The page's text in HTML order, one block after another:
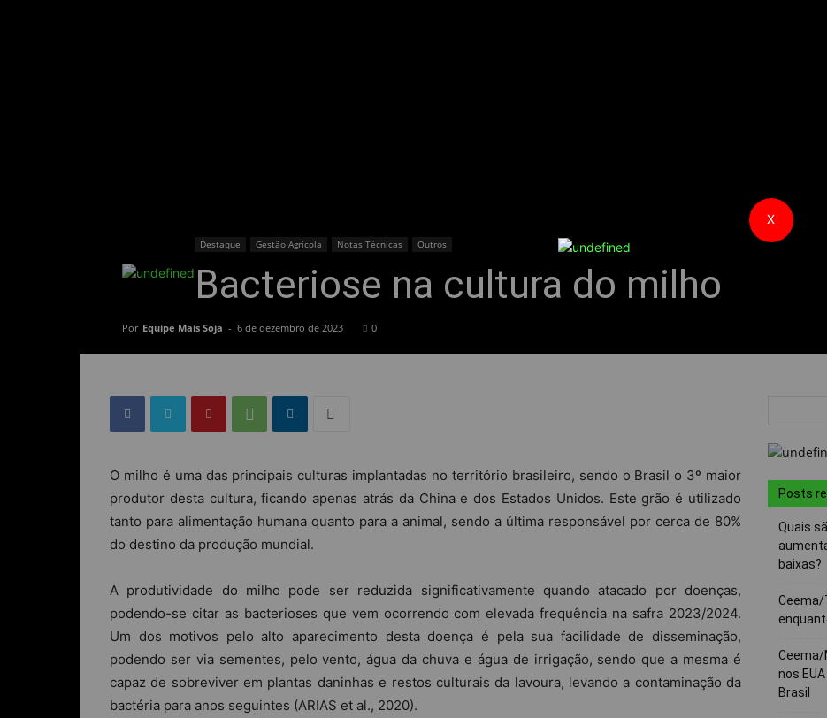
Destaque Gestão Agrícola Notas Técnicas Outros
Bacteriose na cultura do milho
Por Equipe Mais Soja - 6 de dezembro de 2023 0
O milho é uma das principais culturas implantadas no território brasileiro, sendo o Brasil o 3º maior
produtor desta cultura, ficando apenas atrás da China e dos Estados Unidos. Este grão é utilizado
tanto para alimentação humana quanto para a animal, sendo a última responsável por cerca de 80%
do destino da produção mundial.
A produtividade do milho pode ser reduzida significativamente quando atacado por doenças,
podendo-se citar as bacterioses que vem ocorrendo com elevada frequência na safra 2023/2024.
Um dos motivos pelo alto aparecimento desta doença é pela sua facilidade de disseminação,
podendo ser via sementes, pelo vento, água da chuva e água de irrigação, sendo que a mesma é
capaz de sobreviver em plantas daninhas e restos culturais da lavoura, levando a contaminação da
bactéria para anos seguintes (ARIAS et al., 2020).
Posts
Quais
baixas?
Ceema/
Ceema/
nos
Brasil
X